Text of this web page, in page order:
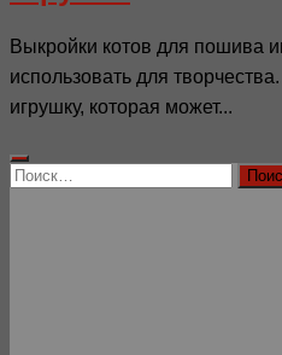
Выкройки котов для пошива
использовать для
игрушку, которая может...
Найти: